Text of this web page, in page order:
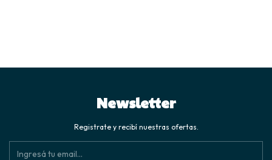
Newsletter
Registrate y recibí nuestras ofertas.